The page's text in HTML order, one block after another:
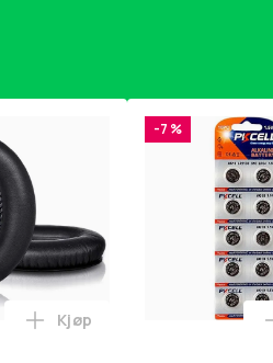
fotpedal motstandsbånd -
Legg Øreputer for Bose
Kjøp
-7 %